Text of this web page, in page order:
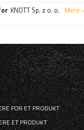
KNOTT Sp. z o. o. Mere
FOR ET PRODUKT
ET PRODUKT